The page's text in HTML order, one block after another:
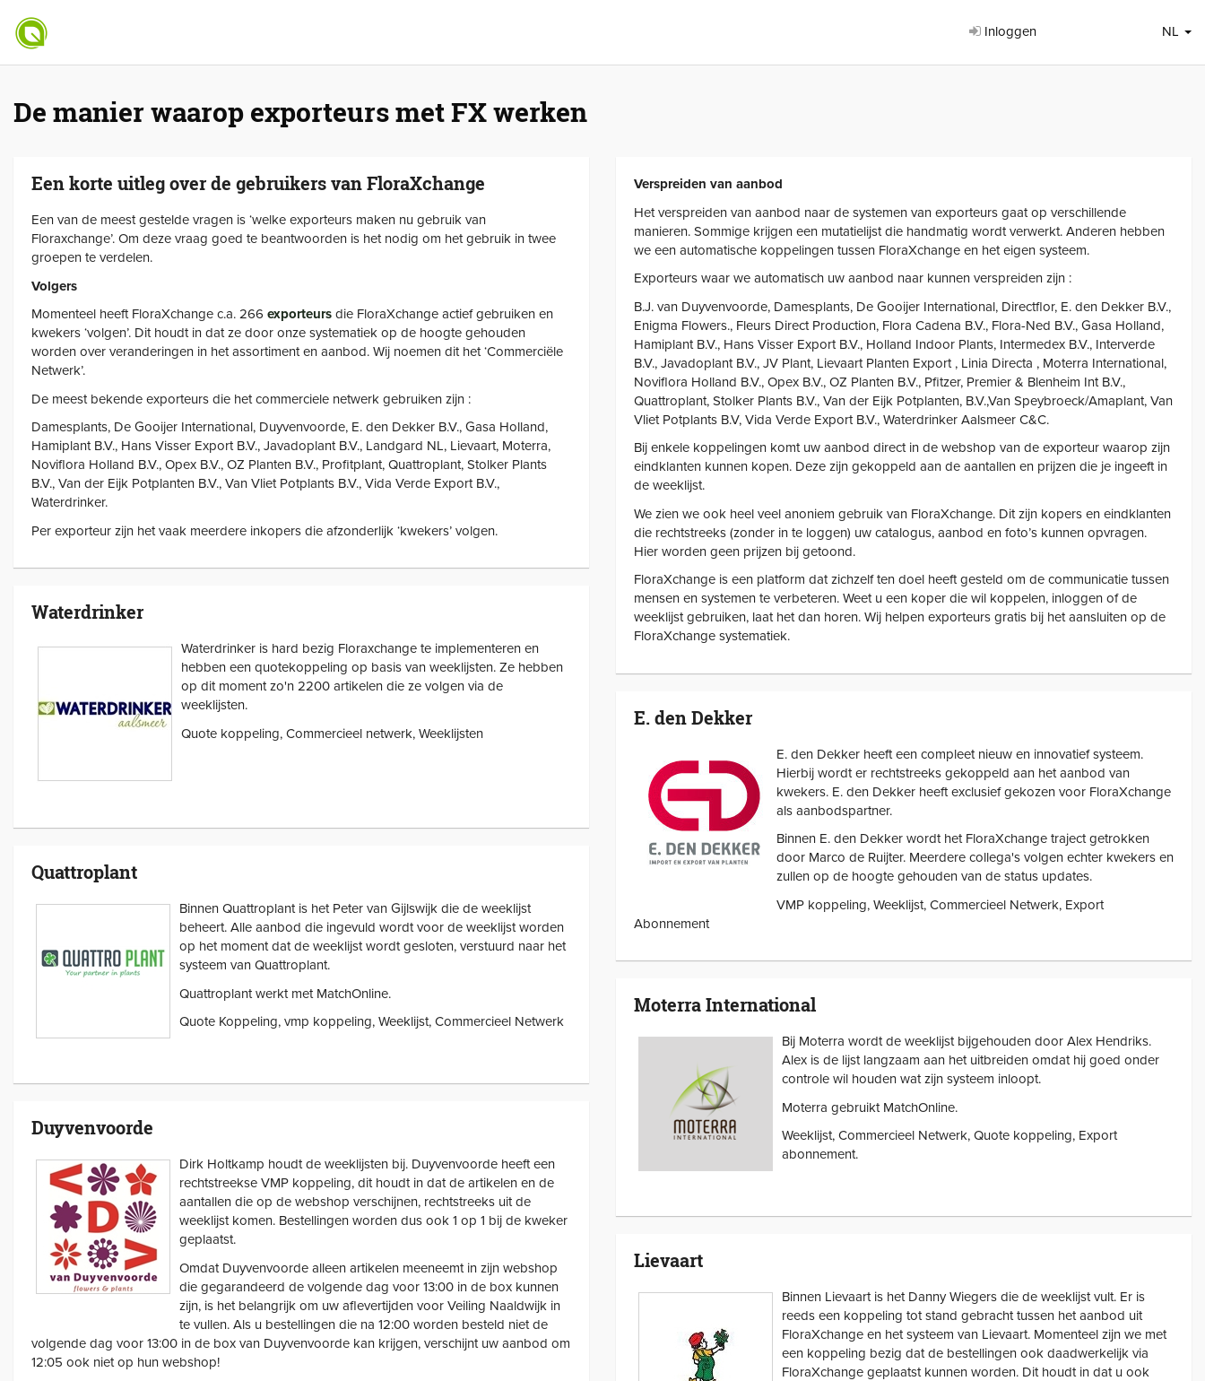
Inloggen NL
De manier waarop exporteurs met FX werken
Een korte uitleg over de gebruikers van FloraXchange
Een van de meest gestelde vragen is ‘welke exporteurs maken nu gebruik van
Floraxchange’. Om deze vraag goed te beantwoorden is het nodig om het gebruik in twee
groepen te verdelen.
Volgers
Momenteel heeft FloraXchange c.a. 266 exporteurs die FloraXchange actief gebruiken en
kwekers ‘volgen’. Dit houdt in dat ze door onze systematiek op de hoogte gehouden
worden over veranderingen in het assortiment en aanbod. Wij noemen dit het ‘Commerciële
Netwerk’.
De meest bekende exporteurs die het commerciele netwerk gebruiken zijn :
Damesplants, De Gooijer International, Duyvenvoorde, E. den Dekker B.V., Gasa Holland,
Hamiplant B.V., Hans Visser Export B.V., Javadoplant B.V., Landgard NL, Lievaart, Moterra,
Noviflora Holland B.V., Opex B.V., OZ Planten B.V., Profitplant, Quattroplant, Stolker Plants
B.V., Van der Eijk Potplanten B.V., Van Vliet Potplants B.V., Vida Verde Export B.V.,
Waterdrinker.
Per exporteur zijn het vaak meerdere inkopers die afzonderlijk ‘kwekers’ volgen.
Waterdrinker
Waterdrinker is hard bezig Floraxchange te implementeren en
hebben een quotekoppeling op basis van weeklijsten. Ze hebben
op dit moment zo'n 2200 artikelen die ze volgen via de
weeklijsten.
Quote koppeling, Commercieel netwerk, Weeklijsten
Quattroplant
Binnen Quattroplant is het Peter van Gijlswijk die de weeklijst
beheert. Alle aanbod die ingevuld wordt voor de weeklijst worden
op het moment dat de weeklijst wordt gesloten, verstuurd naar het
systeem van Quattroplant.
Quattroplant werkt met MatchOnline.
Quote Koppeling, vmp koppeling, Weeklijst, Commercieel Netwerk
Duyvenvoorde
Dirk Holtkamp houdt de weeklijsten bij. Duyvenvoorde heeft een
rechtstreekse VMP koppeling, dit houdt in dat de artikelen en de
aantallen die op de webshop verschijnen, rechtstreeks uit de
weeklijst komen. Bestellingen worden dus ook 1 op 1 bij de kweker
geplaatst.
Omdat Duyvenvoorde alleen artikelen meeneemt in zijn webshop
die gegarandeerd de volgende dag voor 13:00 in de box kunnen
zijn, is het belangrijk om uw aflevertijden voor Veiling Naaldwijk in
te vullen. Als u bestellingen die na 12:00 worden besteld niet de
volgende dag voor 13:00 in de box van Duyvenvoorde kan krijgen, verschijnt uw aanbod om
12:05 ook niet op hun webshop!
Verspreiden van aanbod
Het verspreiden van aanbod naar de systemen van exporteurs gaat op verschillende
manieren. Sommige krijgen een mutatielijst die handmatig wordt verwerkt. Anderen hebben
we een automatische koppelingen tussen FloraXchange en het eigen systeem.
Exporteurs waar we automatisch uw aanbod naar kunnen verspreiden zijn :
B.J. van Duyvenvoorde, Damesplants, De Gooijer International, Directflor, E. den Dekker B.V.,
Enigma Flowers., Fleurs Direct Production, Flora Cadena B.V., Flora-Ned B.V., Gasa Holland,
Hamiplant B.V., Hans Visser Export B.V., Holland Indoor Plants, Intermedex B.V., Interverde
B.V., Javadoplant B.V., JV Plant, Lievaart Planten Export , Linia Directa , Moterra International,
Noviflora Holland B.V., Opex B.V., OZ Planten B.V., Pfitzer, Premier & Blenheim Int B.V.,
Quattroplant, Stolker Plants B.V., Van der Eijk Potplanten, B.V.,Van Speybroeck/Amaplant, Van
Vliet Potplants B.V, Vida Verde Export B.V., Waterdrinker Aalsmeer C&C.
Bij enkele koppelingen komt uw aanbod direct in de webshop van de exporteur waarop zijn
eindklanten kunnen kopen. Deze zijn gekoppeld aan de aantallen en prijzen die je ingeeft in
de weeklijst.
We zien we ook heel veel anoniem gebruik van FloraXchange. Dit zijn kopers en eindklanten
die rechtstreeks (zonder in te loggen) uw catalogus, aanbod en foto’s kunnen opvragen.
Hier worden geen prijzen bij getoond.
FloraXchange is een platform dat zichzelf ten doel heeft gesteld om de communicatie tussen
mensen en systemen te verbeteren. Weet u een koper die wil koppelen, inloggen of de
weeklijst gebruiken, laat het dan horen. Wij helpen exporteurs gratis bij het aansluiten op de
FloraXchange systematiek.
E. den Dekker
E. den Dekker heeft een compleet nieuw en innovatief systeem.
Hierbij wordt er rechtstreeks gekoppeld aan het aanbod van
kwekers. E. den Dekker heeft exclusief gekozen voor FloraXchange
als aanbodspartner.
Binnen E. den Dekker wordt het FloraXchange traject getrokken
door Marco de Ruijter. Meerdere collega's volgen echter kwekers en
zullen op de hoogte gehouden van de status updates.
VMP koppeling, Weeklijst, Commercieel Netwerk, Export
Abonnement
Moterra International
Bij Moterra wordt de weeklijst bijgehouden door Alex Hendriks.
Alex is de lijst langzaam aan het uitbreiden omdat hij goed onder
controle wil houden wat zijn systeem inloopt.
Moterra gebruikt MatchOnline.
Weeklijst, Commercieel Netwerk, Quote koppeling, Export
abonnement.
Lievaart
Binnen Lievaart is het Danny Wiegers die de weeklijst vult. Er is
reeds een koppeling tot stand gebracht tussen het aanbod uit
FloraXchange en het systeem van Lievaart. Momenteel zijn we met
een koppeling bezig dat de bestellingen ook daadwerkelijk via
FloraXchange geplaatst kunnen worden. Dit houdt in dat u ook